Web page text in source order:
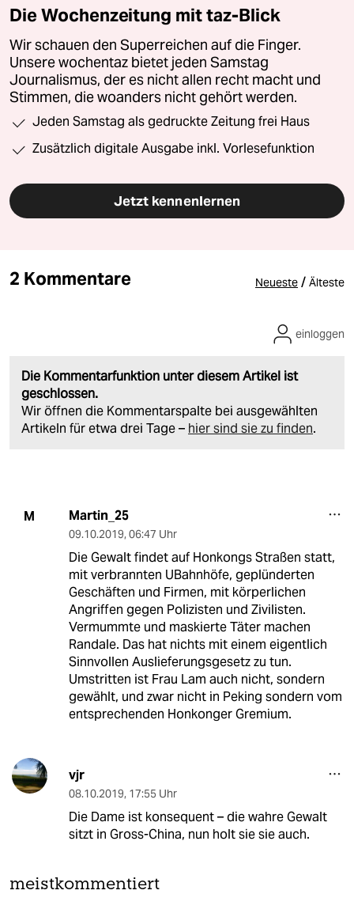
Die Wochenzeitung mit taz-Blick
Wir schauen den Superreichen auf die Finger.
Unsere wochentaz bietet jeden Samstag
Journalismus, der es nicht allen recht macht und
Stimmen, die woanders nicht gehört werden.
Jeden Samstag als gedruckte Zeitung frei Haus
Zusätzlich digitale Ausgabe inkl. Vorlesefunktion
Jetzt kennenlernen
2 Kommentare Neueste / Älteste
Die Kommentarfunktion unter diesem Artikel ist
geschlossen.
Wir öffnen die Kommentarspalte bei ausgewählten
Artikeln für etwa drei Tage – hier sind sie zu finden.
einloggen
M Martin_25
09.10.2019, 06:47 Uhr
Die Gewalt findet auf Honkongs Straßen statt,
mit verbrannten UBahnhöfe, geplünderten
Geschäften und Firmen, mit körperlichen
Angriffen gegen Polizisten und Zivilisten.
Vermummte und maskierte Täter machen
Randale. Das hat nichts mit einem eigentlich
Sinnvollen Auslieferungsgesetz zu tun.
Umstritten ist Frau Lam auch nicht, sondern
gewählt, und zwar nicht in Peking sondern vom
entsprechenden Honkonger Gremium.
vjr
08.10.2019, 17:55 Uhr
Die Dame ist konsequent – die wahre Gewalt
sitzt in Gross-China, nun holt sie sie auch.
meistkommentiert